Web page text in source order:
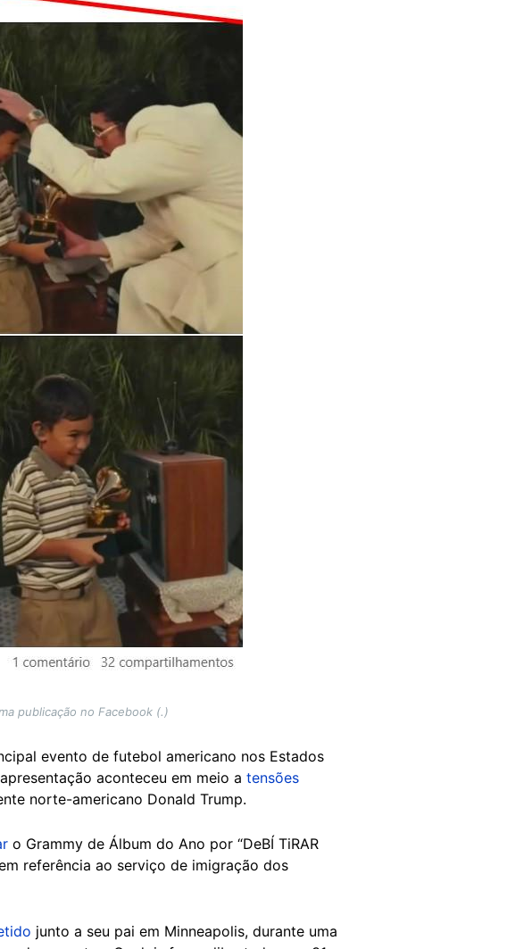
publicação no Facebook (.)
evento de futebol americano nos Estados
aconteceu em meio a tensões
norte-americano Donald Trump.
o Grammy de Álbum do Ano por “DeBÍ TiRAR
referência ao serviço de imigração dos
junto a seu pai em Minneapolis, durante uma